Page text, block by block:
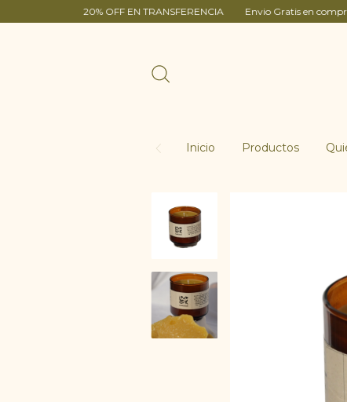
20% OFF EN TRANSFERENCIA Envio Gratis en compras mayores
Inicio Productos